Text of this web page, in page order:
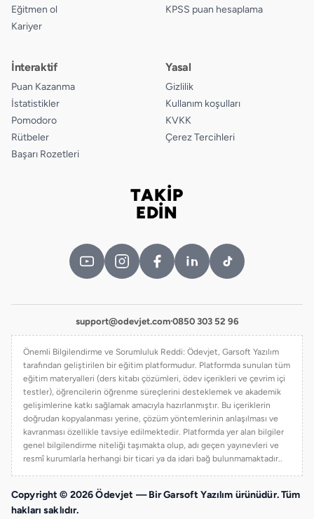
Eğitmen ol
Kariyer
KPSS puan hesaplama
İnteraktif
Puan Kazanma
İstatistikler
Pomodoro
Rütbeler
Başarı Rozetleri
Yasal
Gizlilik
Kullanım koşulları
KVKK
Çerez Tercihleri
TAKİP
EDİN
support@odevjet.com·0850 303 52 96
Önemli Bilgilendirme ve Sorumluluk Reddi: Ödevjet, Garsoft Yazılım
tarafından geliştirilen bir eğitim platformudur. Platformda sunulan tüm
eğitim materyalleri (ders kitabı çözümleri, ödev içerikleri ve çevrim içi
testler), öğrencilerin öğrenme süreçlerini desteklemek ve akademik
gelişimlerine katkı sağlamak amacıyla hazırlanmıştır. Bu içeriklerin
doğrudan kopyalanması yerine, çözüm yöntemlerinin anlaşılması ve
kavranması özellikle tavsiye edilmektedir. Platformda yer alan bilgiler
genel bilgilendirme niteliği taşımakta olup, adı geçen yayınevleri ve
resmî kurumlarla herhangi bir ticari ya da idari bağ bulunmamaktadır..
Copyright © 2026 Ödevjet — Bir Garsoft Yazılım ürünüdür. Tüm
hakları saklıdır.